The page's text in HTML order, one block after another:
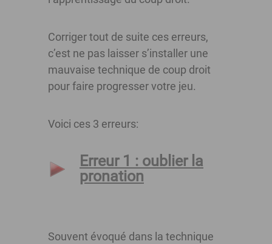
Corriger tout de suite ces erreurs,
c’est ne pas laisser s’installer une
mauvaise technique de coup droit
pour faire progresser votre jeu.
Voici ces 3 erreurs:
Erreur 1 : oublier la
pronation
Souvent évoqué dans la technique